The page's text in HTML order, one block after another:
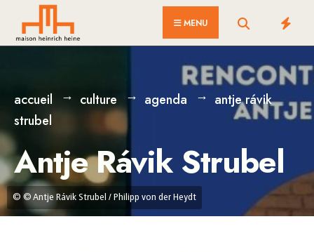
MENU
© © Antje Rávik Strubel / Philipp von der Heydt
accueil culture agenda
antje rávik
strubel
Antje Rávik Strubel